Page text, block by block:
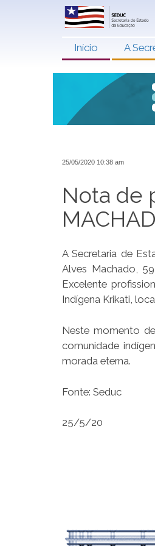
Início A
25/05/2020 10:38 am
Nota de
A Secretaria de
Alves Machado,
Excelente
Indígena Krikati,
Neste momento
comunidade
morada eterna.
Fonte: Seduc
25/5/20